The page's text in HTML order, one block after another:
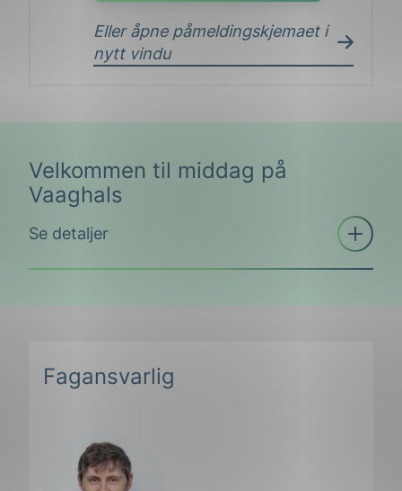
Eller åpne påmeldingskjemaet i
nytt vindu
Velkommen til middag på
Vaaghals
Se detaljer
Åpne
trekkspill
middag på restauranten
Vaaghals er den første restauranten som ble
Fagansvarlig